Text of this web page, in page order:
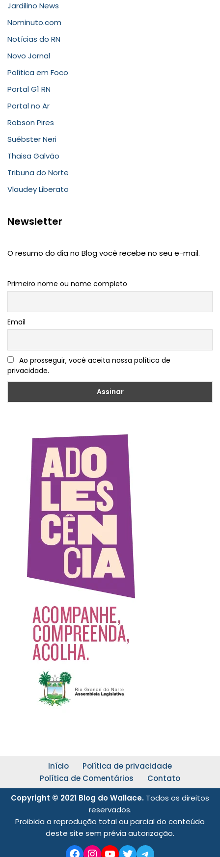
Jardilino News
Nominuto.com
Notícias do RN
Novo Jornal
Política em Foco
Portal G1 RN
Portal no Ar
Robson Pires
Suébster Neri
Thaisa Galvão
Tribuna do Norte
Vlaudey Liberato
Newsletter
O resumo do dia no Blog você recebe no seu e-mail.
Primeiro nome ou nome completo
Email
Ao prosseguir, você aceita nossa política de
privacidade.
Início
Política de privacidade
Política de Comentários
Contato
Copyright © 2021 Blog do Wallace. Todos os direitos
reservados.
Proibida a reprodução total ou parcial do conteúdo
deste site sem prévia autorização.